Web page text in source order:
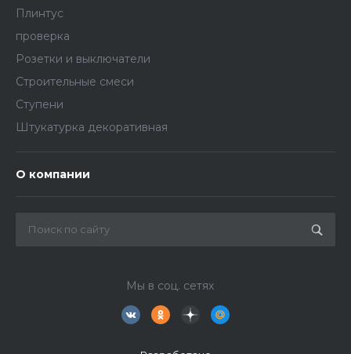
Плинтус
проверка
Розетки и выключатели
Строительные смеси
Ступени
Штукатурка декоративная
О компании
Мы в соц. сетях